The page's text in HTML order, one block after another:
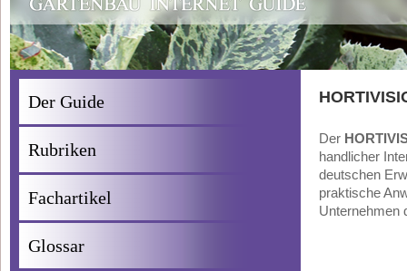
Der Guide
Rubriken
Fachartikel
Glossar
Der
handlicher
deutschen
praktische
Unternehmen